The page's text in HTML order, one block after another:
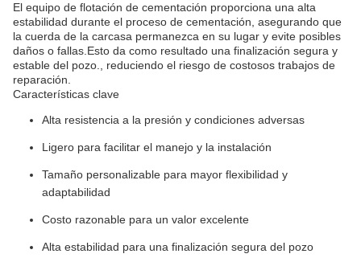
El equipo de flotación de cementación proporciona una alta
estabilidad durante el proceso de cementación, asegurando que
la cuerda de la carcasa permanezca en su lugar y evite posibles
daños o fallas.Esto da como resultado una finalización segura y
estable del pozo., reduciendo el riesgo de costosos trabajos de
reparación.
Características clave
Alta resistencia a la presión y condiciones adversas
Ligero para facilitar el manejo y la instalación
Tamaño personalizable para mayor flexibilidad y
adaptabilidad
Costo razonable para un valor excelente
Alta estabilidad para una finalización segura del pozo